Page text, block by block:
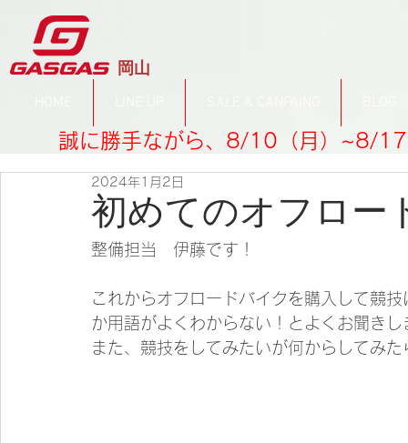
​岡山
誠に勝手ながら、8/10（月）~8/17
初めてのオフロー
2024年1月2日
整備担当　伊藤です！
これからオフロードバイクを購入して競
か用語がよくわからない！とよくお聞きし
また、競技をしてみたいが何からしてみ